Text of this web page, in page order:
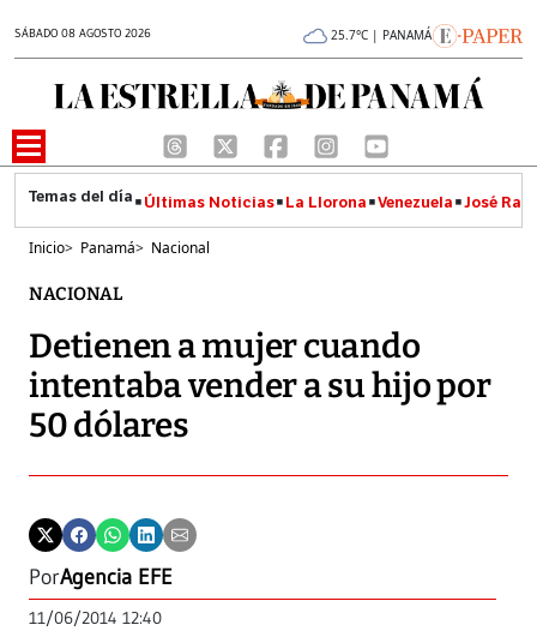
SÁBADO 08 AGOSTO 2026 25.7°C | PANAMÁ
Últimas Noticias La Llorona Venezuela José
Inicio> Panamá> Nacional
NACIONAL
Detienen a mujer cuando
intentaba vender a su hijo por
50 dólares
PorAgencia EFE
11/06/2014 12:40